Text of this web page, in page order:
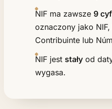
NIF ma zawsze 9
oznaczony jako
Contribuinte lub
NIF jest stały od
wygasa.